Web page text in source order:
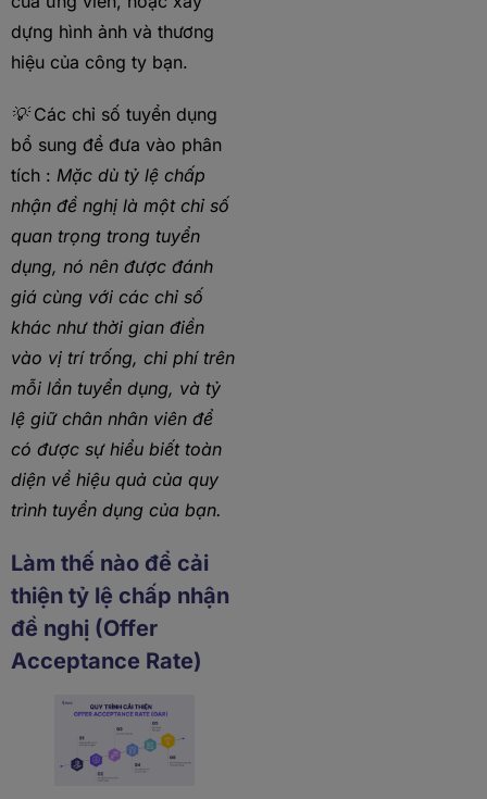
dựng hình ảnh và thương
hiệu của công ty bạn.
💡 Các chỉ số tuyển dụng
bổ sung để đưa vào phân
tích : Mặc dù tỷ lệ chấp
nhận đề nghị là một chỉ số
quan trọng trong tuyển
dụng, nó nên được đánh
giá cùng với các chỉ số
khác như thời gian điền
vào vị trí trống, chi phí trên
mỗi lần tuyển dụng, và tỷ
lệ giữ chân nhân viên để
có được sự hiểu biết toàn
diện về hiệu quả của quy
trình tuyển dụng của bạn.
Làm thế nào để cải
thiện tỷ lệ chấp nhận
đề nghị (Offer
Acceptance Rate)